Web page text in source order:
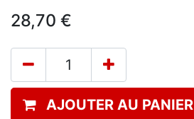
28,70 €
AJOUTER AU PANIER